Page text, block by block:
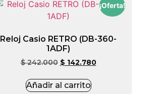
¡Oferta!
Reloj Casio RETRO (DB-360-
1ADF)
$242.000 $ 142.780
Añadir al carrito